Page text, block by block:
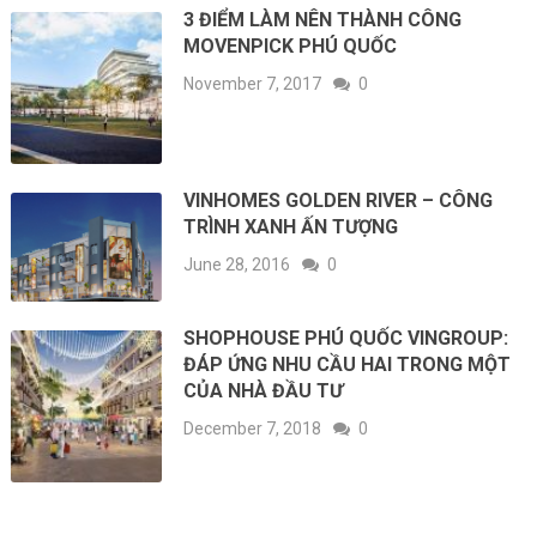
3 ĐIỂM LÀM NÊN THÀNH CÔNG
MOVENPICK PHÚ QUỐC
November 7, 2017 0
VINHOMES GOLDEN RIVER – CÔNG
TRÌNH XANH ẤN TƯỢNG
June 28, 2016 0
SHOPHOUSE PHÚ QUỐC VINGROUP:
ĐÁP ỨNG NHU CẦU HAI TRONG MỘT
CỦA NHÀ ĐẦU TƯ
December 7, 2018 0